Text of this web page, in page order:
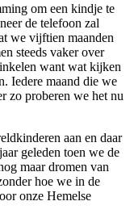
om een kindje te
de telefoon zal
we vijftien maanden
steeds vaker over
want wat kijken
Iedere maand die we
zo proberen we het nu
aan en daar
geleden toen we de
maar dromen van
hoe we in de
onze Hemelse